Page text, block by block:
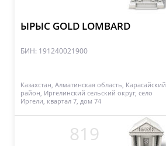
ЫРЫС GOLD LOMBARD
БИН: 191240021900
Казахстан, Алматинская область, Карасайский
район, Иргелинский сельский округ, село
Иргели, квартал 7, дом 74
819